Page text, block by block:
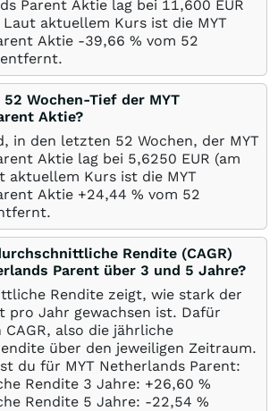
Parent Aktie lag bei 11,600 EUR
Laut aktuellem Kurs ist die MYT
Aktie -39,66 % vom 52
Wochen-Tief der MYT
Aktie?
in den letzten 52 Wochen, der MYT
Aktie lag bei 5,6250 EUR (am
aktuellem Kurs ist die MYT
Aktie +24,44 % vom 52
Rendite (CAGR)
Parent über 3 und 5 Jahre?
Rendite zeigt, wie stark der
pro Jahr gewachsen ist. Dafür
also die jährliche
über den jeweiligen Zeitraum.
du für MYT Netherlands Parent:
Rendite 3 Jahre: +26,60 %
Rendite 5 Jahre: -22,54 %